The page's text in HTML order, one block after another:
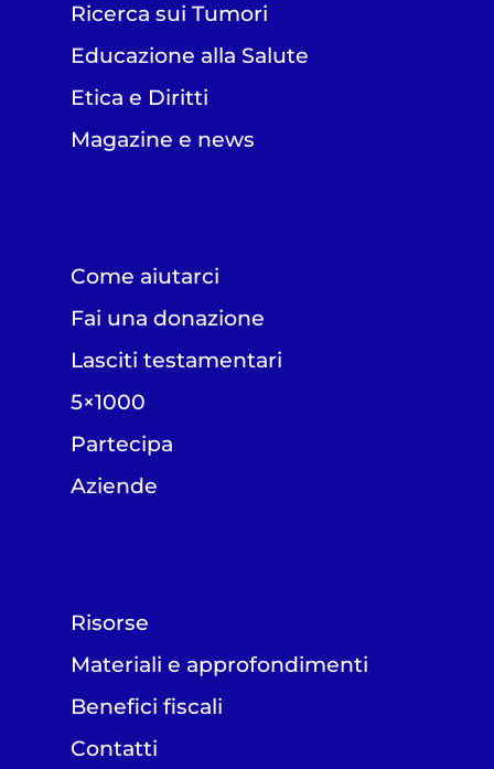
Ricerca sui Tumori
Educazione alla Salute
Etica e Diritti
Magazine e news
Come aiutarci
Fai una donazione
Lasciti testamentari
5×1000
Partecipa
Aziende
Risorse
Materiali e approfondimenti
Benefici fiscali
Contatti